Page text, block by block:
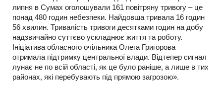
липня в Сумах оголошували 161 повітряну тривогу – це
понад 480 годин небезпеки. Найдовша тривала 16 годин
56 хвилин. Тривалість тривоги десятками годин на добу
надзвичайно суттєво ускладнює життя та роботу.
Ініціатива обласного очільника Олега Григорова
отримала підтримку центральної влади. Відтепер сигнал
лунає не по всій області, як це було раніше, а лише в тих
районах, які перебувають під прямою загрозою».